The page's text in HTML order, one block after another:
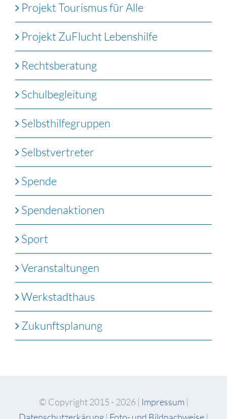
Projekt Tourismus für Alle
Projekt ZuFlucht Lebenshilfe
Rechtsberatung
Schulbegleitung
Selbsthilfegruppen
Selbstvertreter
Spende
Spendenaktionen
Sport
Veranstaltungen
Werkstadthaus
Zukunftsplanung
© Copyright 2015 - 2026 | Impressum |